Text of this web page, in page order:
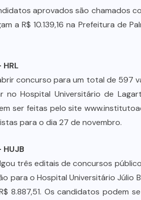
aprovados são chamados
a R$ 10.139,16 na Prefeitura de
concurso para um total de 597
Hospital Universitário de
ser feitas pelo site
para o dia 27 de novembro.
três editais de concursos
para o Hospital Universitário Júlio
8.887,51. Os candidatos podem
Quadrilha é
de 197 toneladas
rodovias do sul do